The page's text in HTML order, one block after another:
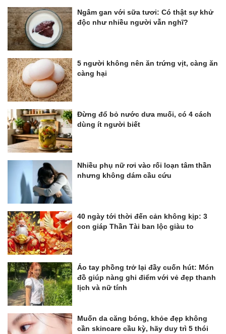
Ngâm gan với sữa tươi: Có thật sự khử
độc như nhiều người vẫn nghĩ?
5 người không nên ăn trứng vịt, càng ăn
càng hại
Đừng đổ bỏ nước dưa muối, có 4 cách
dùng ít người biết
Nhiều phụ nữ rơi vào rối loạn tâm thần
nhưng không dám cầu cứu
40 ngày tới thời đến cản không kịp: 3
con giáp Thần Tài ban lộc giàu to
Áo tay phồng trở lại đầy cuốn hút: Món
đồ giúp nàng ghi điểm với vẻ đẹp thanh
lịch và nữ tính
Muốn da căng bóng, khỏe đẹp không
cần skincare cầu kỳ, hãy duy trì 5 thói